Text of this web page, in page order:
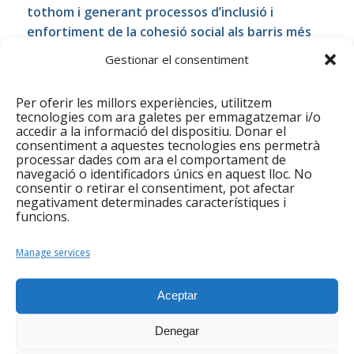
Gestionar el consentiment
Per oferir les millors experiències, utilitzem
tecnologies com ara galetes per emmagatzemar i/o
accedir a la informació del dispositiu. Donar el
consentiment a aquestes tecnologies ens permetrà
processar dades com ara el comportament de
navegació o identificadors únics en aquest lloc. No
consentir o retirar el consentiment, pot afectar
negativament determinades característiques i
funcions.
Manage services
Aceptar
Denegar
tothom i generant processos d’inclusió i
enfortiment de la cohesió social als barris més
multiculturals de Santa Coloma.
creixement en la seva població degut en gran part
a l’arribada de persones migrades. La ciutat atreu
immigrants de diverses nacionalitats,
especialment de països d’Amèrica Llatina, Àfrica
(principalment de Marroc) i altres. L’impacte social
ha estat gran. Identificat aquest fet migratori i els
impactes de les transformacions socials i
produïnt-se, el projecte dona resposta a la
necessitat detectada, amb la complexitat social que
comporta el fet migratori degut, a més, a les crisis
als països d’origen i la irrupció a l’Estat Espanyol
de l’ultradreta al món social i polític.